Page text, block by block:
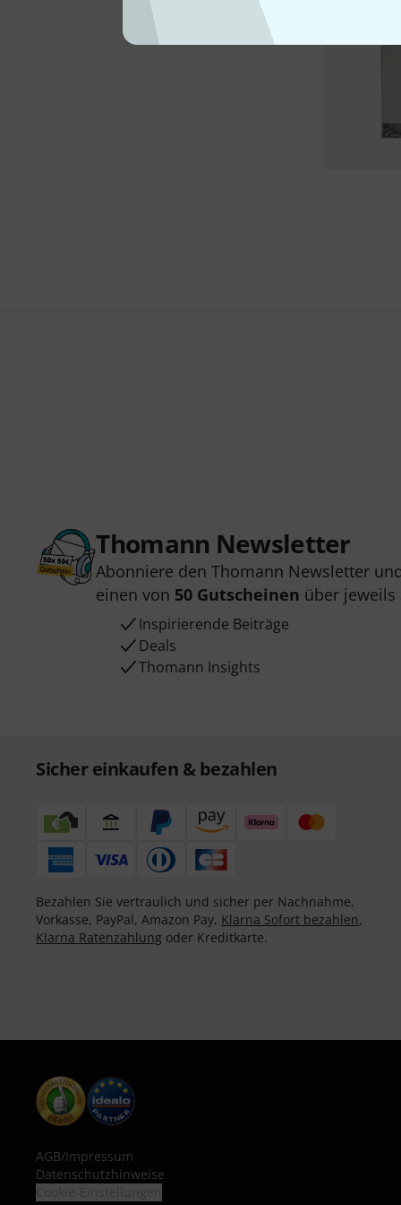
Thomann Newsletter
Abonniere den Thomann Newsletter
einen von 50 Gutscheinen über jeweils
Inspirierende Beiträge
Deals
Thomann Insights
Sicher einkaufen & bezahlen
Bezahlen Sie vertraulich und sicher per Nachnahme,
Vorkasse, PayPal, Amazon Pay, Klarna Sofort bezahlen,
Klarna Ratenzahlung oder Kreditkarte.
AGB/Impressum
Datenschutzhinweise